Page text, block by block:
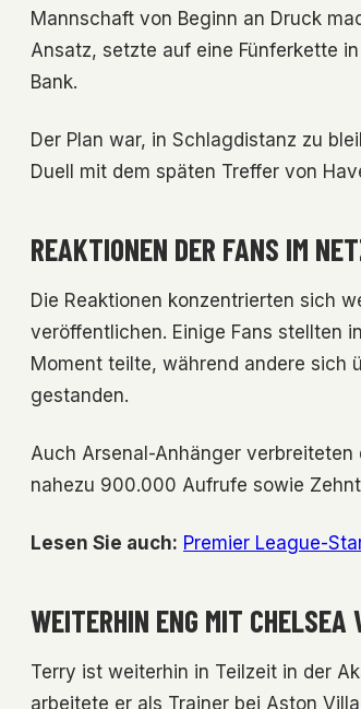
Mannschaft von Beginn an Druck
Ansatz, setzte auf eine Fünferkette
Bank.
Der Plan war, in Schlagdistanz zu
Duell mit dem späten Treffer von
REAKTIONEN DER FANS IM
Die Reaktionen konzentrierten sich
veröffentlichen. Einige Fans stellten
Moment teilte, während andere sich
gestanden.
Auch Arsenal-Anhänger
nahezu 900.000 Aufrufe sowie
Lesen Sie auch: Premier League-
WEITERHIN ENG MIT CHELSEA
Terry ist weiterhin in Teilzeit in der
arbeitete er als Trainer bei Aston